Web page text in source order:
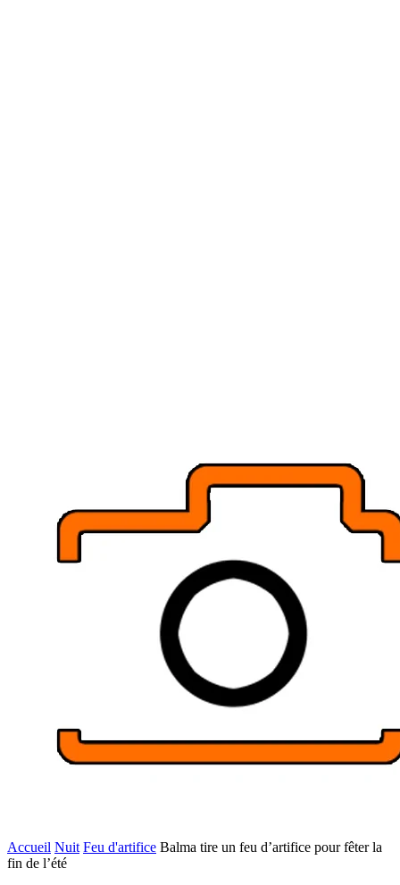
Accueil Nuit Feu d'artifice Balma tire un feu d’artifice pour fêter la
fin de l’été